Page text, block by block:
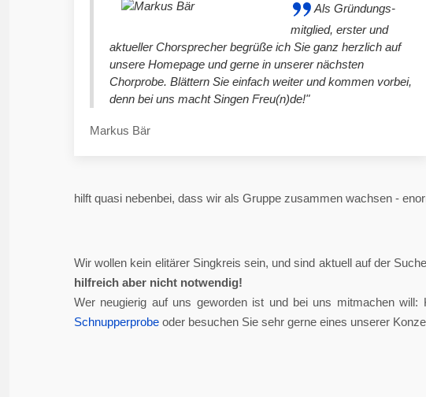
Als Gründungs-
mitglied, erster und
aktueller Chorsprecher begrüße ich Sie ganz herzlich auf
unsere Homepage und gerne in unserer nächsten
Chorprobe. Blättern Sie einfach weiter und kommen vorbei,
denn bei uns macht Singen Freu(n)de!"
Markus Bär
hilft quasi nebenbei, dass wir als Gruppe zusammen wachsen -
Wir wollen kein elitärer Singkreis sein, und sind aktuell auf der Suche
hilfreich aber nicht notwendig!
Wer neugierig auf uns geworden ist und bei uns mitmachen
Schnupperprobe oder besuchen Sie sehr gerne eines unserer